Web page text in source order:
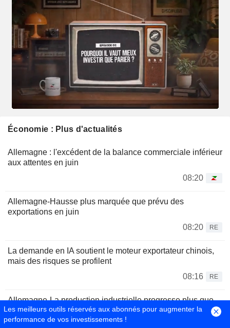
Économie : Plus d'actualités
Allemagne : l'excédent de la balance commerciale inférieur
aux attentes en juin
08:20
Allemagne-Hausse plus marquée que prévu des
exportations en juin
08:20
RE
La demande en IA soutient le moteur exportateur chinois,
mais des risques se profilent
08:16
RE
Allemagne-La production industrielle progresse plus que
prévu en juin
Les meilleurs outils réservés aux abonnés pour augmenter la
performance de vos investissements !